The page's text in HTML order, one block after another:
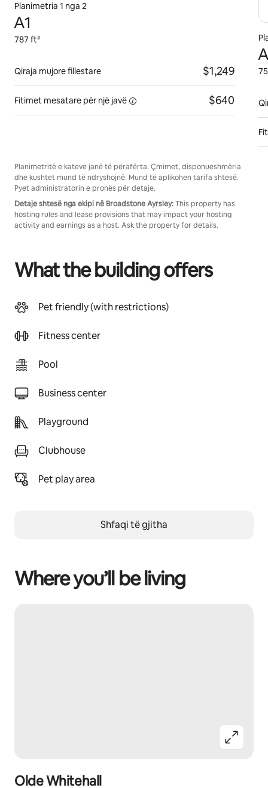
Planimetria 1 nga 2
A1
787 ft²
Qiraja mujore fillestare $1,249
Fitimet mesatare për një javë $640
Planimetritë e kateve janë të përafërta. Çmimet, disponueshmëria
dhe kushtet mund të ndryshojnë. Mund të aplikohen tarifa shtesë.
Pyet administratorin e pronës për detaje.
Detaje shtesë nga ekipi në Broadstone Ayrsley:This property has
hosting rules and lease provisions that may impact your hosting
activity and earnings as a host. Ask the property for details.
What the building offers
Pet friendly (with restrictions)
Fitness center
Pool
Business center
Playground
Clubhouse
Pet play area
Shfaqi të gjitha
Where you’ll be living
Olde Whitehall